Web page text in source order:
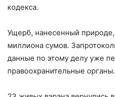
кодекса.
Ущерб, нанесенный
миллиона сумов.
данные по этому делу уже
правоохранительные органы.